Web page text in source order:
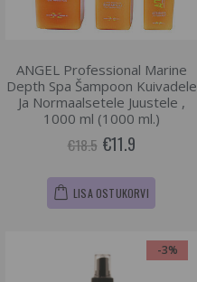
ANGEL Professional Marine
Depth Spa Šampoon Kuivadele
Ja Normaalsetele Juustele ,
1000 ml (1000 ml.)
€18.5 €11.9
LISA OSTUKORVI
-3%